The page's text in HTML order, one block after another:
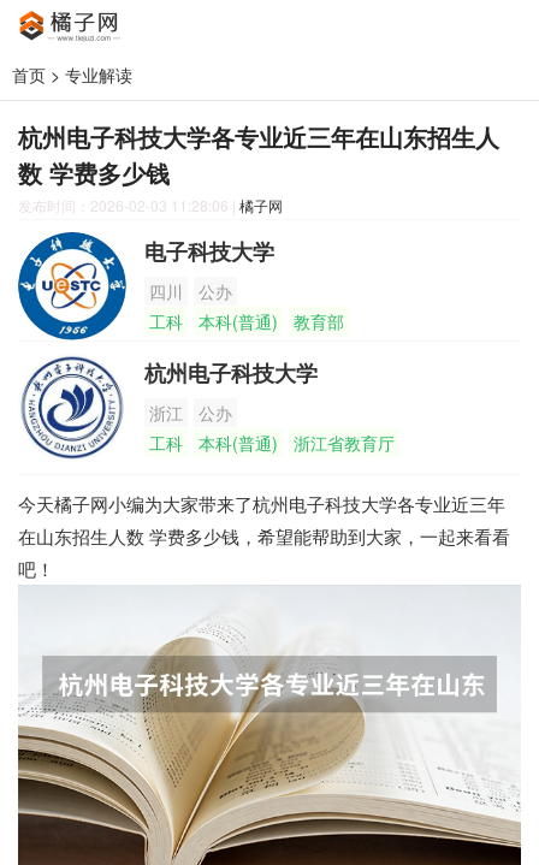
首页 > 专业解读
杭州电子科技大学各专业近三年在山东招生人
数 学费多少钱
发布时间：2026-02-03 11:28:06 | 橘子网
电子科技大学
四川
公办
工科
本科(普通) 教育部
杭州电子科技大学
浙江
公办
工科
本科(普通) 浙江省教育厅
今天橘子网小编为大家带来了杭州电子科技大学各专业近三年
在山东招生人数 学费多少钱，希望能帮助到大家，一起来看看
吧！